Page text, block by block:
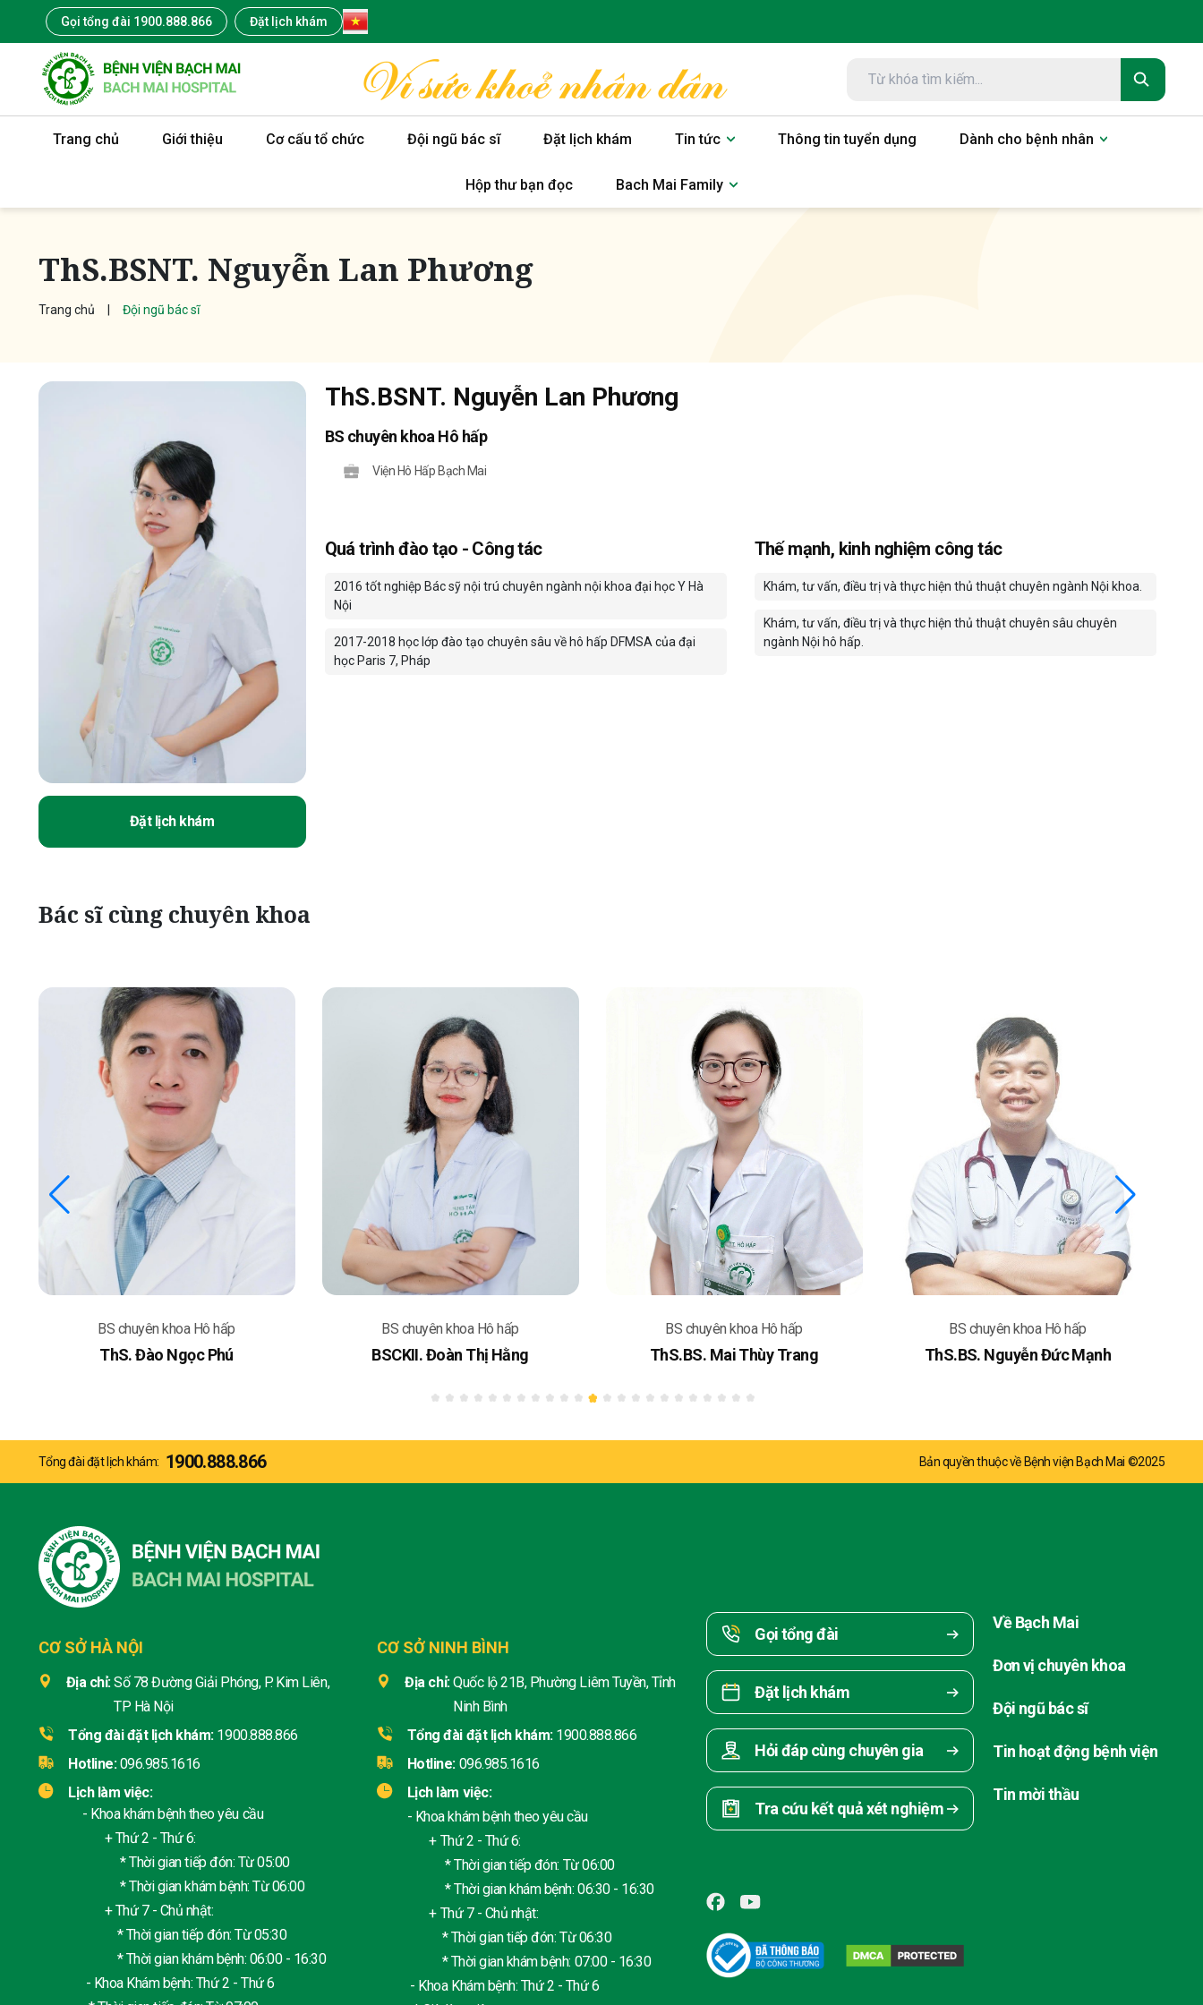
Gọi tổng đài 1900.888.866 Đặt lịch khám
Trang chủ Giới thiệu Cơ cấu tổ chức Đội ngũ bác sĩ Đặt lịch khám Tin tức Thông tin tuyển dụng Dành cho bệnh nhân
Hộp thư bạn đọc Bach Mai Family
ThS.BSNT. Nguyễn Lan Phương
Trang chủ Đội ngũ bác sĩ
Đặt lịch khám
ThS.BSNT. Nguyễn Lan Phương
BS chuyên khoa Hô hấp
Viện Hô Hấp Bạch Mai
Quá trình đào tạo - Công tác
2016 tốt nghiệp Bác sỹ nội trú chuyên ngành nội khoa đại học Y Hà
Nội
2017-2018 học lớp đào tạo chuyên sâu về hô hấp DFMSA của đại
học Paris 7, Pháp
Thế mạnh, kinh nghiệm công tác
Khám, tư vấn, điều trị và thực hiện thủ thuật chuyên ngành Nội khoa.
Khám, tư vấn, điều trị và thực hiện thủ thuật chuyên sâu chuyên
ngành Nội hô hấp.
Bác sĩ cùng chuyên khoa
BS chuyên khoa Hô hấp
ThS. Đào Ngọc Phú
BS chuyên khoa Hô hấp
BSCKII. Đoàn Thị Hằng
BS chuyên khoa Hô hấp
ThS.BS. Mai Thùy Trang
BS chuyên khoa Hô hấp
ThS.BS. Nguyễn Đức Mạnh
Tổng đài đặt lịch khám: 1900.888.866 Bản quyền thuộc về Bệnh viện Bạch Mai ©2025
CƠ SỞ HÀ NỘI
Địa chỉ:Số 78 Đường Giải Phóng, P. Kim Liên,
TP Hà Nội
Tổng đài đặt lịch khám: 1900.888.866
Hotline: 096.985.1616
Lịch làm việc:
- Khoa khám bệnh theo yêu cầu
+ Thứ 2 - Thứ 6:
* Thời gian tiếp đón: Từ 05:00
* Thời gian khám bệnh: Từ 06:00
+ Thứ 7 - Chủ nhật:
* Thời gian tiếp đón: Từ 05:30
* Thời gian khám bệnh: 06:00 - 16:30
- Khoa Khám bệnh: Thứ 2 - Thứ 6
CƠ SỞ NINH BÌNH
Địa chỉ:Quốc lộ 21B, Phường Liêm Tuyền, Tỉnh
Ninh Bình
Tổng đài đặt lịch khám: 1900.888.866
Hotline: 096.985.1616
Lịch làm việc:
- Khoa khám bệnh theo yêu cầu
+ Thứ 2 - Thứ 6:
* Thời gian tiếp đón: Từ 06:00
* Thời gian khám bệnh: 06:30 - 16:30
+ Thứ 7 - Chủ nhật:
* Thời gian tiếp đón: Từ 06:30
* Thời gian khám bệnh: 07:00 - 16:30
- Khoa Khám bệnh: Thứ 2 - Thứ 6
Gọi tổng đài
Đặt lịch khám
Hỏi đáp cùng chuyên gia
Tra cứu kết quả xét nghiệm
Về Bạch Mai
Đơn vị chuyên khoa
Đội ngũ bác sĩ
Tin hoạt động bệnh viện
Tin mời thầu